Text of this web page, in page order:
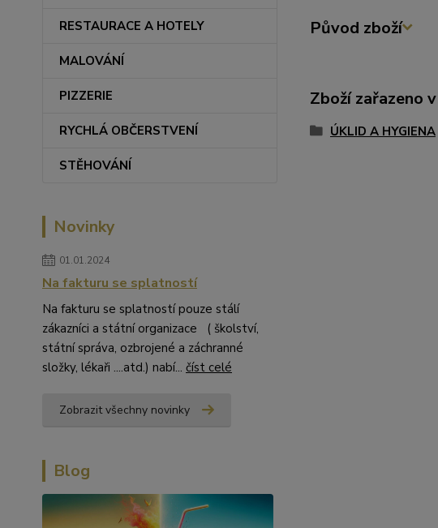
RESTAURACE A HOTELY
MALOVÁNÍ
PIZZERIE
RYCHLÁ OBČERSTVENÍ
STĚHOVÁNÍ
Novinky
01.01.2024
Na fakturu se splatností
Na fakturu se splatností pouze stálí
zákazníci a státní organizace ( školství,
státní správa, ozbrojené a záchranné
složky, lékaři ....atd.) nabí... číst celé
Zobrazit všechny novinky
Blog
Původ zboží
Zboží zařazeno
ÚKLID A HYGIENA